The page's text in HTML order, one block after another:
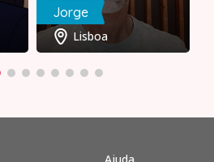
Jorge
Lisboa
Ajuda